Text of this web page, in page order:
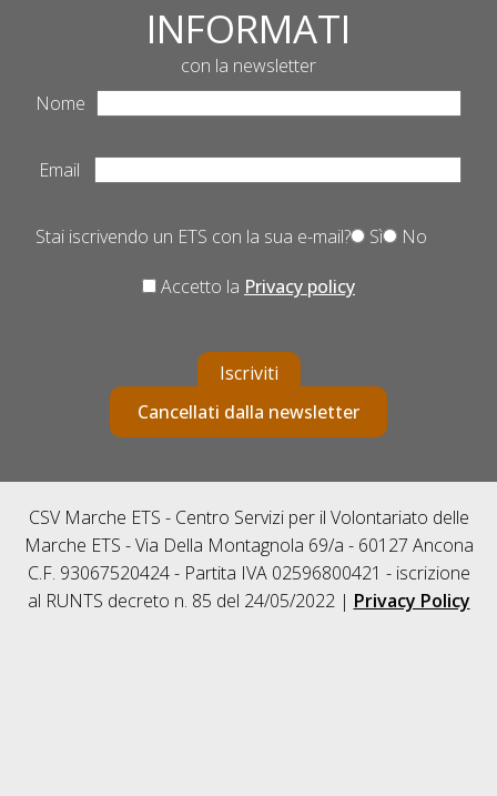
INFORMATI
con la newsletter
Nome
Email
Stai iscrivendo un ETS con la sua e-mail? Sì No
Accetto la Privacy policy
Iscriviti
Cancellati dalla newsletter
CSV Marche ETS - Centro Servizi per il Volontariato delle
Marche ETS - Via Della Montagnola 69/a - 60127 Ancona
C.F. 93067520424 - Partita IVA 02596800421 - iscrizione
al RUNTS decreto n. 85 del 24/05/2022 | Privacy Policy